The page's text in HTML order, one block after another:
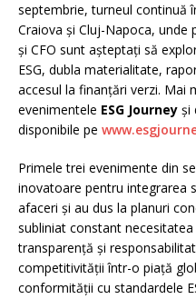
septembrie, turneul continuă
Craiova și Cluj-Napoca, unde
și CFO sunt așteptați să
ESG, dubla materialitate,
accesul la finanțări verzi. Mai
evenimentele ESG Journey și
disponibile pe
Primele trei evenimente din
inovatoare pentru integrarea
afaceri și au dus la planuri
subliniat constant
transparență și
competitivității într-o piață
conformității cu standardele